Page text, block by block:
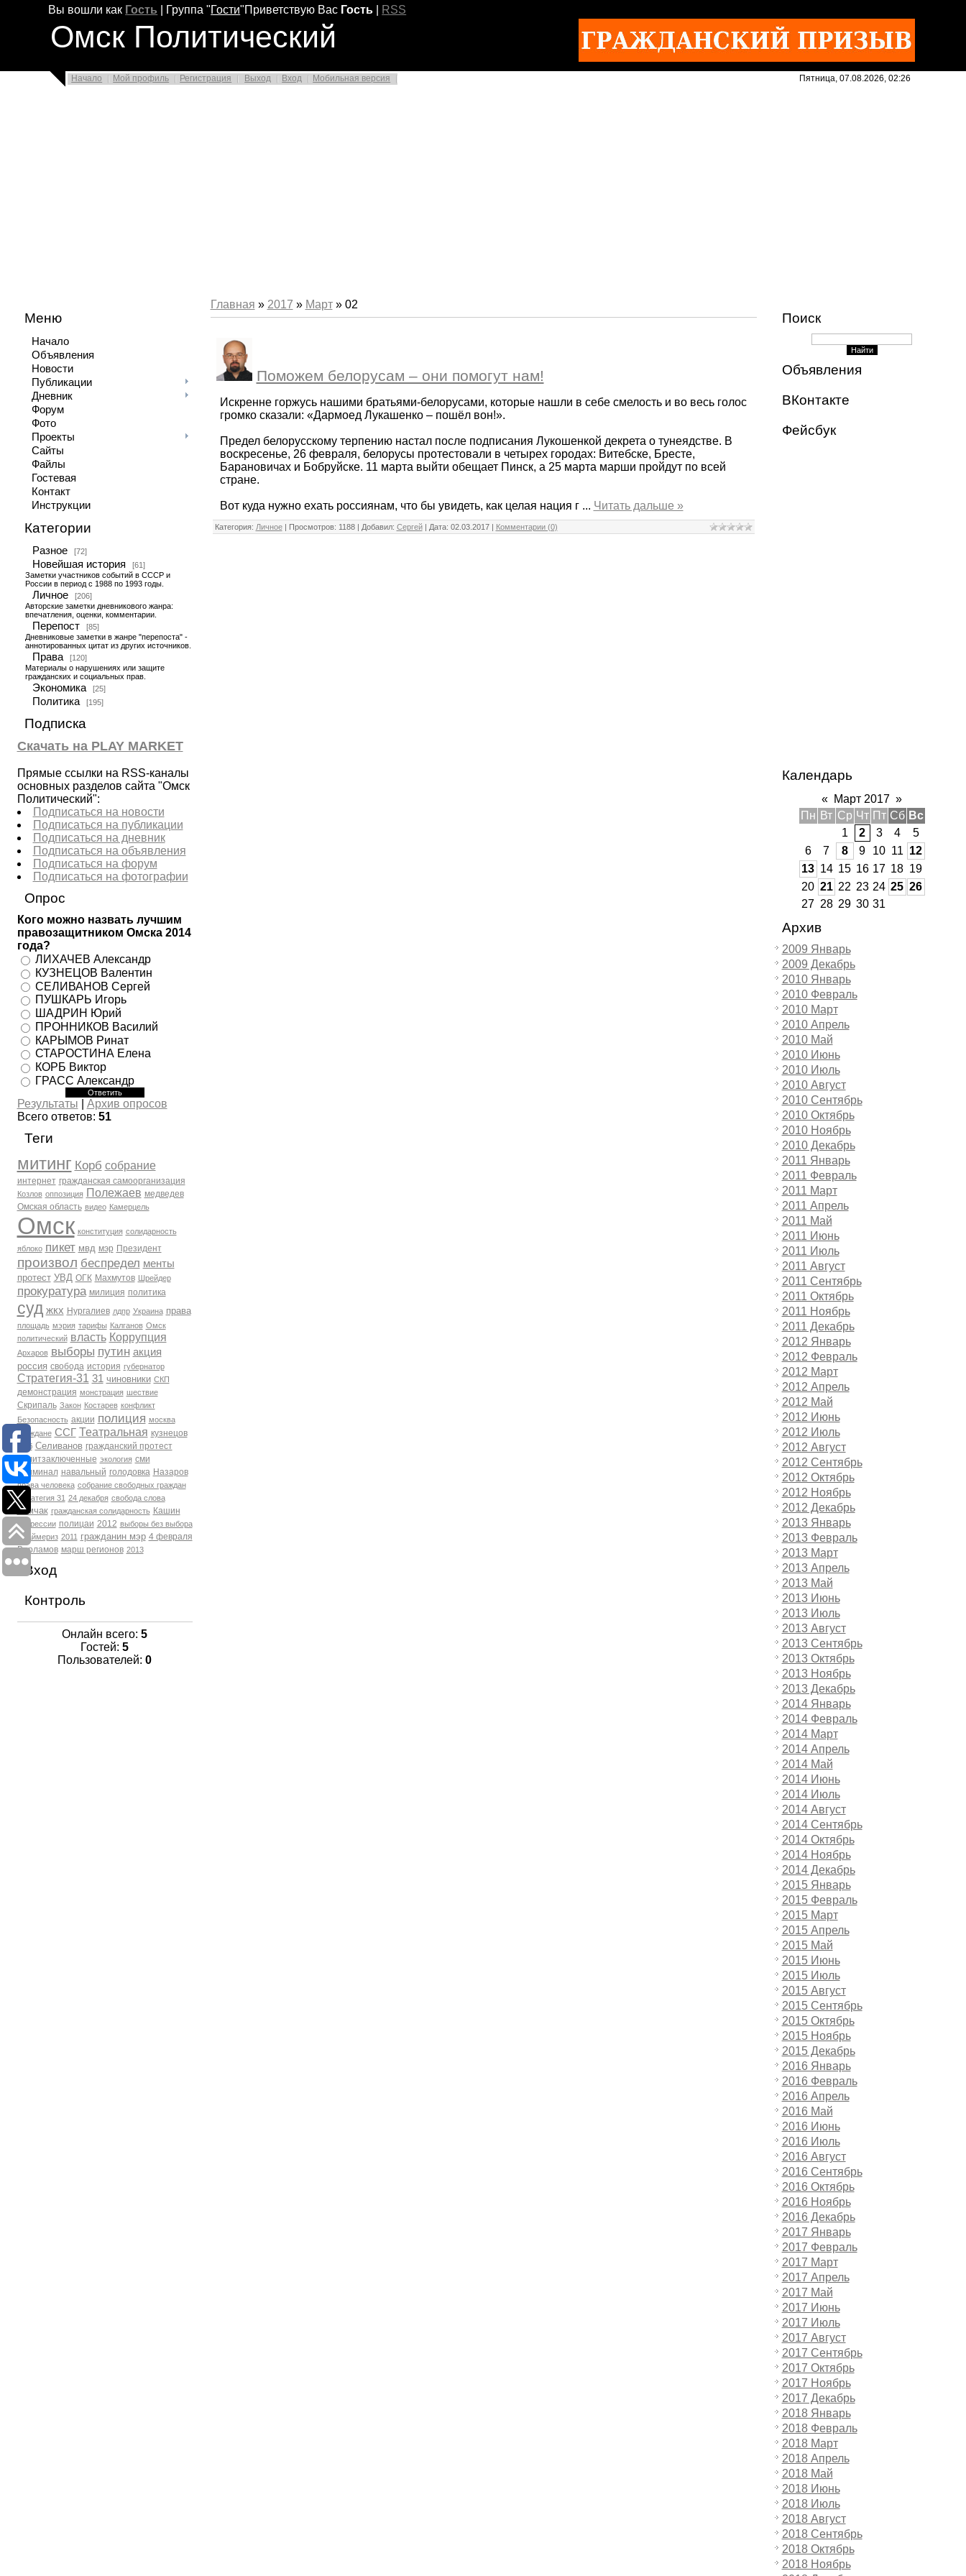
Вы вошли как Гость Группа "Гости"Приветствую Вас Гость RSS
Омск Политический
Начало Мой профиль Регистрация Выход Вход Мобильная версия Пятница, 07.08.2026, 02:26
Меню
Начало
Объявления
Новости
Публикации
Дневник
Форум
Фото
Проекты
Сайты
Файлы
Гостевая
Контакт
Инструкции
Категории
Разное [72]
Новейшая история
[61]
Заметки участников событий в СССР и
России в период с 1988 по 1993 годы.
Личное
[206]
Авторские заметки дневникового жанра:
впечатления, оценки, комментарии.
Перепост
[85]
Дневниковые заметки в жанре "перепоста" -
аннотированных цитат из других источников.
Права
[120]
Материалы о нарушениях или защите
гражданских и социальных прав.
Экономика [25]
Политика [195]
Подписка
Скачать на PLAY MARKET
Прямые ссылки на RSS-каналы
основных разделов сайта "Омск
Политический":
Подписаться на новости
Подписаться на публикации
Подписаться на дневник
Подписаться на объявления
Подписаться на форум
Подписаться на фотографии
Опрос
Кого можно назвать лучшим
правозащитником Омска 2014
года?
ЛИХАЧЕВ Александр
КУЗНЕЦОВ Валентин
СЕЛИВАНОВ Сергей
ПУШКАРЬ Игорь
ШАДРИН Юрий
ПРОННИКОВ Василий
КАРЫМОВ Ринат
СТАРОСТИНА Елена
КОРБ Виктор
ГРАСС Александр
Результаты
Архив опросов
Всего ответов: 51
Теги
митинг Корб собрание
интернет гражданская самоорганизация
Козлов оппозиция Полежаев медведев
Омская область видео Камерцель
Омск конституция солидарность
яблоко пикет мвд мэр Президент
произвол беспредел менты
протест УВД ОГК Махмутов Шрейдер
прокуратура милиция политика
суд жкх Нургалиев лдпр Украина права
площадь мэрия тарифы Калганов Омск
политический власть Коррупция
Архаров выборы путин акция
россия свобода история губернатор
Стратегия-31 31 чиновники СКП
демонстрация монстрация шествие
Скрипаль Закон Костарев конфликт
Безопасность акции полиция москва
Граждане ССГ Театральная кузнецов
фсб Селиванов гражданский протест
политзаключенные экология сми
Криминал навальный голодовка Назаров
права человека собрание свободных граждан
Стратегия 31 24 декабря свобода слова
Томчак гражданская солидарность Кашин
репрессии полицаи 2012 выборы без выбора
Праймериз 2011 гражданин мэр 4 февраля
Варламов марш регионов 2013
Вход
Контроль
Онлайн всего: 5
Гостей: 5
Пользователей: 0
Главная » 2017 » Март » 02
Поможем белорусам – они помогут нам!
Искренне горжусь нашими братьями-белорусами, которые нашли в себе смелость и во весь голос
громко сказали: «Дармоед Лукашенко – пошёл вон!».
Предел белорусскому терпению настал после подписания Лукошенкой декрета о тунеядстве. В
воскресенье, 26 февраля, белорусы протестовали в четырех городах: Витебске, Бресте,
Барановичах и Бобруйске. 11 марта выйти обещает Пинск, а 25 марта марши пройдут по всей
стране.
Вот куда нужно ехать россиянам, что бы увидеть, как целая нация г ... Читать дальше »
Категория: Личное| Просмотров: 1188 | Добавил: Сергей| Дата: 02.03.2017| Комментарии (0)
Поиск
Объявления
ВКонтакте
Фейсбук
Календарь
« Март 2017 »
Пн Вт Ср Чт Пт Сб Вс
1
2 3 4
5
6
7 8 9 10 11 12
13 14 15 16 17 18 19
20 21 22 23 24 25 26
27 28 29 30 31
Архив
2009 Январь
2009 Декабрь
2010 Январь
2010 Февраль
2010 Март
2010 Апрель
2010 Май
2010 Июнь
2010 Июль
2010 Август
2010 Сентябрь
2010 Октябрь
2010 Ноябрь
2010 Декабрь
2011 Январь
2011 Февраль
2011 Март
2011 Апрель
2011 Май
2011 Июнь
2011 Июль
2011 Август
2011 Сентябрь
2011 Октябрь
2011 Ноябрь
2011 Декабрь
2012 Январь
2012 Февраль
2012 Март
2012 Апрель
2012 Май
2012 Июнь
2012 Июль
2012 Август
2012 Сентябрь
2012 Октябрь
2012 Ноябрь
2012 Декабрь
2013 Январь
2013 Февраль
2013 Март
2013 Апрель
2013 Май
2013 Июнь
2013 Июль
2013 Август
2013 Сентябрь
2013 Октябрь
2013 Ноябрь
2013 Декабрь
2014 Январь
2014 Февраль
2014 Март
2014 Апрель
2014 Май
2014 Июнь
2014 Июль
2014 Август
2014 Сентябрь
2014 Октябрь
2014 Ноябрь
2014 Декабрь
2015 Январь
2015 Февраль
2015 Март
2015 Апрель
2015 Май
2015 Июнь
2015 Июль
2015 Август
2015 Сентябрь
2015 Октябрь
2015 Ноябрь
2015 Декабрь
2016 Январь
2016 Февраль
2016 Апрель
2016 Май
2016 Июнь
2016 Июль
2016 Август
2016 Сентябрь
2016 Октябрь
2016 Ноябрь
2016 Декабрь
2017 Январь
2017 Февраль
2017 Март
2017 Апрель
2017 Май
2017 Июнь
2017 Июль
2017 Август
2017 Сентябрь
2017 Октябрь
2017 Ноябрь
2017 Декабрь
2018 Январь
2018 Февраль
2018 Март
2018 Апрель
2018 Май
2018 Июнь
2018 Июль
2018 Август
2018 Сентябрь
2018 Октябрь
2018 Ноябрь